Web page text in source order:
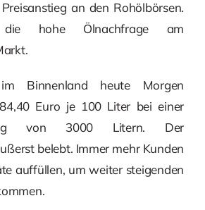
an den Rohölbörsen.
hohe Ölnachfrage am
Binnenland heute Morgen
Euro je 100 Liter bei einer
von 3000 Litern. Der
belebt. Immer mehr Kunden
auffüllen, um weiter steigenden